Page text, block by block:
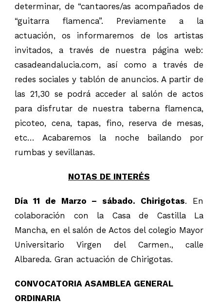
determinar, de “cantaores/as acompañados de
“guitarra flamenca”. Previamente a la
actuación, os informaremos de los artistas
invitados, a través de nuestra página web:
casadeandalucia.com, así como a través de
redes sociales y tablón de anuncios. A partir de
las 21,30 se podrá acceder al salón de actos
para disfrutar de nuestra taberna flamenca,
picoteo, cena, tapas, fino, reserva de mesas,
etc… Acabaremos la noche bailando por
rumbas y sevillanas.
NOTAS DE INTERÉS
Día 11 de Marzo – sábado. Chirigotas. En
colaboración con la Casa de Castilla La
Mancha, en el salón de Actos del colegio Mayor
Universitario Virgen del Carmen., calle
Albareda. Gran actuación de Chirigotas.
CONVOCATORIA ASAMBLEA GENERAL
ORDINARIA